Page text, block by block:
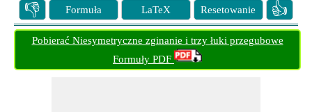
👎 Formuła LaTeX Resetowanie 👍
Pobierać Niesymetryczne zginanie i trzy łuki przegubowe
Formuły PDF